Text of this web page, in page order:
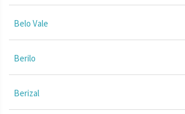
Belo Vale
Berilo
Berizal